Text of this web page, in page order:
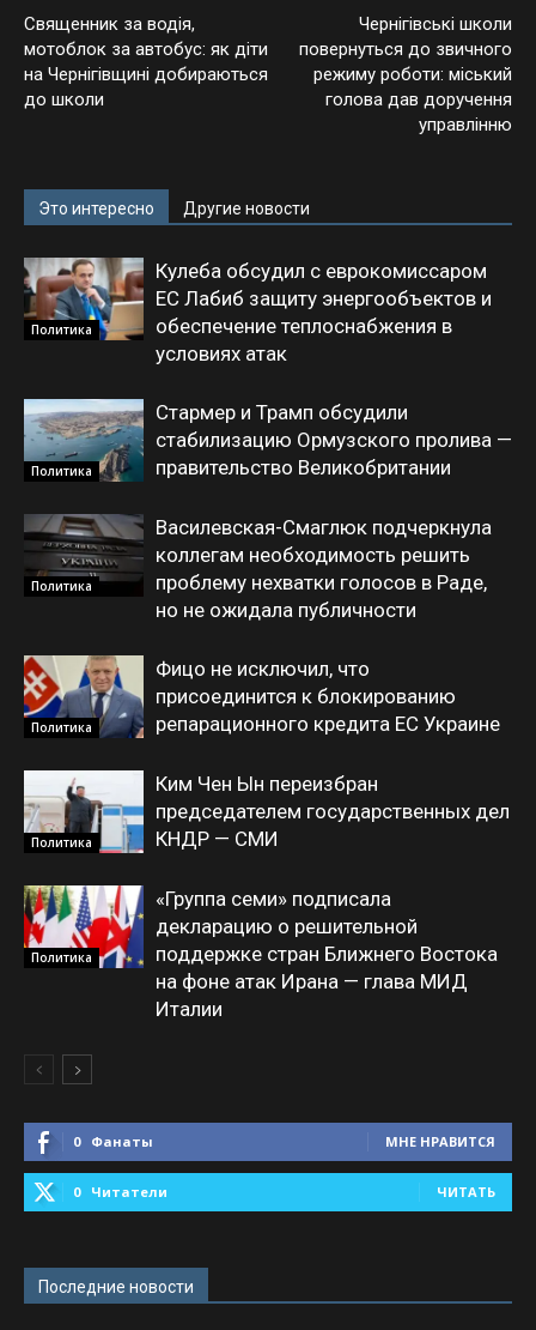
Священник за водія,
мотоблок за автобус: як діти
на Чернігівщині добираються
до школи
Чернігівські школи
повернуться до звичного
режиму роботи: міський
голова дав доручення
управлінню
Это интересно Другие новости
Политика
Кулеба обсудил с еврокомиссаром
ЕС Лабиб защиту энергообъектов и
обеспечение теплоснабжения в
условиях атак
Политика
Стармер и Трамп обсудили
стабилизацию Ормузского пролива —
правительство Великобритании
Политика
Василевская-Смаглюк подчеркнула
коллегам необходимость решить
проблему нехватки голосов в Раде,
но не ожидала публичности
Политика
Фицо не исключил, что
присоединится к блокированию
репарационного кредита ЕС Украине
Политика
Ким Чен Ын переизбран
председателем государственных дел
КНДР — СМИ
Политика
«Группа семи» подписала
декларацию о решительной
поддержке стран Ближнего Востока
на фоне атак Ирана — глава МИД
Италии
0 Фанаты МНЕ НРАВИТСЯ
0 Читатели ЧИТАТЬ
Последние новости